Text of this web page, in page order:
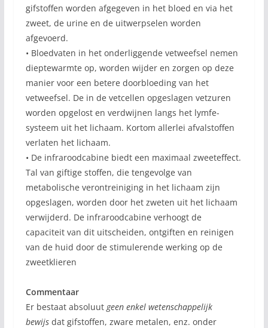
gifstoffen worden afgegeven in het bloed en via het
zweet, de urine en de uitwerpselen worden
afgevoerd.
• Bloedvaten in het onderliggende vetweefsel nemen
dieptewarmte op, worden wijder en zorgen op deze
manier voor een betere doorbloeding van het
vetweefsel. De in de vetcellen opgeslagen vetzuren
worden opgelost en verdwijnen langs het lymfe-
systeem uit het lichaam. Kortom allerlei afvalstoffen
verlaten het lichaam.
• De infraroodcabine biedt een maximaal zweeteffect.
Tal van giftige stoffen, die tengevolge van
metabolische verontreiniging in het lichaam zijn
opgeslagen, worden door het zweten uit het lichaam
verwijderd. De infraroodcabine verhoogt de
capaciteit van dit uitscheiden, ontgiften en reinigen
van de huid door de stimulerende werking op de
zweetklieren
Commentaar
Er bestaat absoluut geen enkel wetenschappelijk
bewijs dat gifstoffen, zware metalen, enz. onder